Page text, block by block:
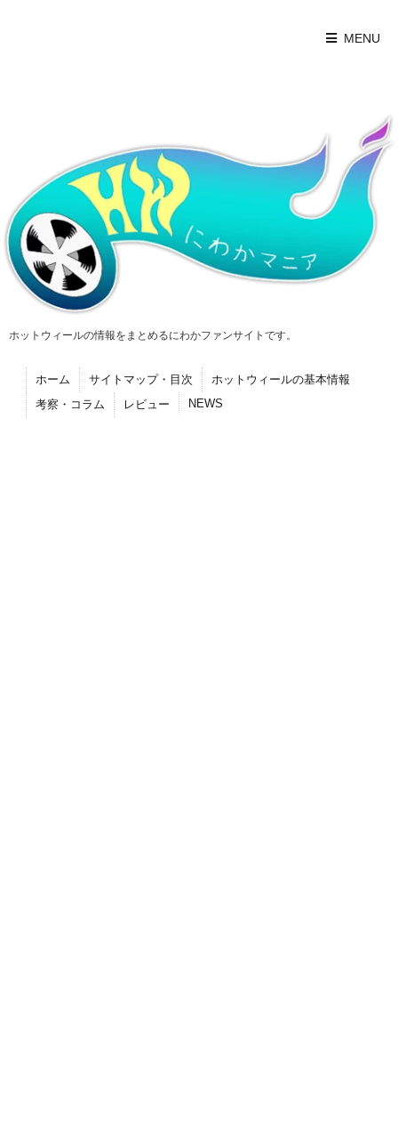
MENU
ホットウィールの情報をまとめるにわかファンサイトです。
ホーム サイトマップ・目次
ホットウィールの基本情報
考察・コラム
レビュー NEWS